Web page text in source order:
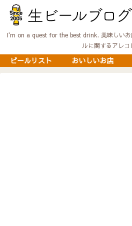
I'm on a quest for the best drink. 美味しい
ルに関するアレコ
ビールリスト おいしいお店